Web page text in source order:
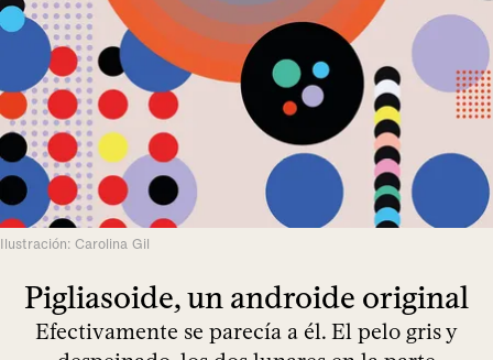
Ilustración: Carolina Gil
Pigliasoide, un androide original
Efectivamente se parecía a él. El pelo gris y